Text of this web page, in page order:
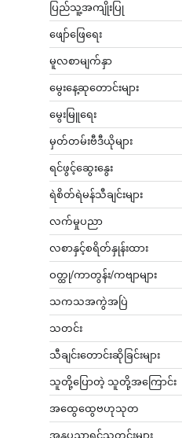
ပြည်သူ့အကျိုးပြု
ဖျော်ဖြေရေး
မူလစာမျက်နှာ
မွေးနေ့ဆုတောင်းများ
မွေးမြူရေး
မှတ်တမ်းဗီဒီယိုများ
ရင်ဖွင့်ဆွေးနွေး
ရဲစိတ်ရဲမန်သီချင်းများ
လက်မှုပညာ
လစာနှင့်စရိတ်နှုန်းထား
ဝတ္ထု/ကာတွန်း/ကဗျာများ
သကသအကွဲအပြဲ
သတင်း
သီချင်းတောင်းဆိုခြင်းများ
သူတို့ပြောတဲ့ သူတို့အကြောင်း
အထွေထွေဗဟုသုတ
အနုပညာရှင်သတင်းများ